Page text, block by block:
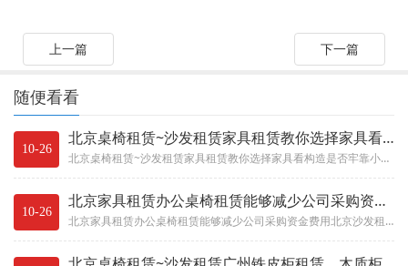
上一篇 下一篇
随便看看
10-26
北京桌椅租赁~沙发租赁家具租赁教你选择家具看构造是否牢靠小常
北京桌椅租赁~沙发租赁家具租赁教你选择家具看构造是否牢靠小常识
10-26
北京家具租赁办公桌椅租赁能够减少公司采购资金费用北京沙发租赁
北京家具租赁办公桌椅租赁能够减少公司采购资金费用北京沙发租赁